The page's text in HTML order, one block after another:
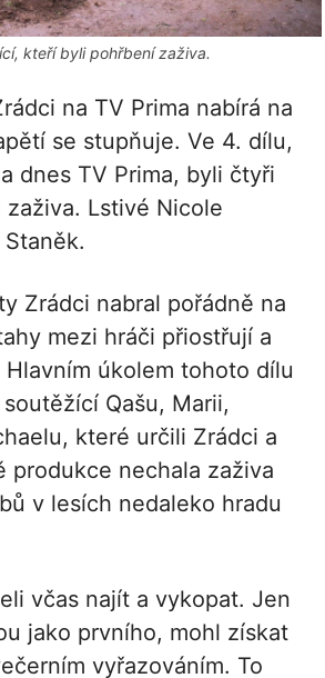
kteří byli pohřbení zaživa.
na TV Prima nabírá na
se stupňuje. Ve 4. dílu,
dnes TV Prima, byli čtyři
Lstivé Nicole
Zrádci nabral pořádně na
mezi hráči přiostřují a
úkolem tohoto dílu
Qašu, Marii,
které určili Zrádci a
produkce nechala zaživa
v lesích nedaleko hradu
včas najít a vykopat. Jen
jako prvního, mohl získat
vyřazováním. To